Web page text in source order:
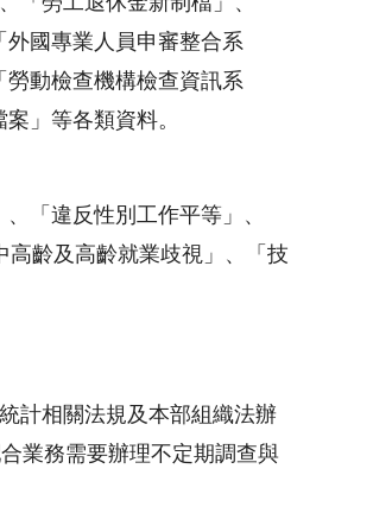
國專業人員申審整合系
動檢查機構檢查資訊系
」等各類資料。
「違反性別工作平等」、
齡及高齡就業歧視」、「技
相關法規及本部組織法辦
業務需要辦理不定期調查與